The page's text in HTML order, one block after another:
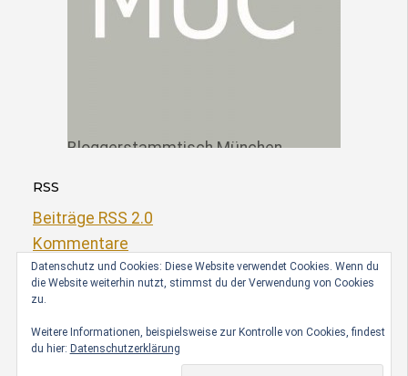
Bloggerstammtisch München
RSS
Beiträge RSS 2.0
Kommentare
Datenschutz und Cookies: Diese Website verwendet Cookies. Wenn du
die Website weiterhin nutzt, stimmst du der Verwendung von Cookies
zu.
Weitere Informationen, beispielsweise zur Kontrolle von Cookies, findest
du hier: Datenschutzerklärung